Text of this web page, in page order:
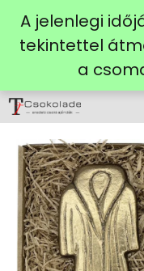
tartalomhoz
A jelenlegi
tekintettel
a
r
Vissza
Vissza
M
i
t
k
e
r
e
s
?